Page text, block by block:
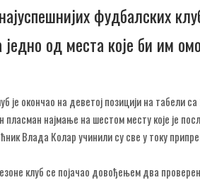
фудбалских
од места које би им
је окончао на деветој позицији на
пласман најмање на шестом месту које је
Влада Колар учинили су све у току
клуб се појачао довођењем два